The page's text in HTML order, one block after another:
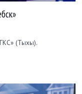
(Тыхы).